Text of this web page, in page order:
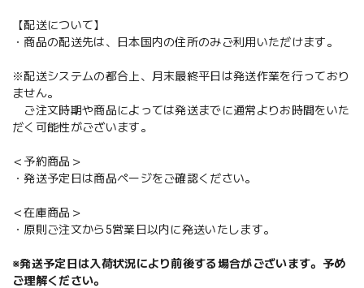
【配送について】
・商品の配送先は、日本国内の住所のみご利用いただけます。
※配送システムの都合上、月末最終平日は発送作業を行っており
ません。
ご注文時期や商品によっては発送までに通常よりお時間をいた
だく可能性がございます。
＜予約商品＞
・発送予定日は商品ページをご確認ください。
＜在庫商品＞
・原則ご注文から5営業日以内に発送いたします。
※発送予定日は入荷状況により前後する場合がございます。予め
ご理解ください。